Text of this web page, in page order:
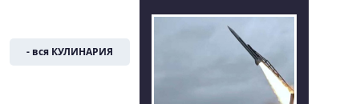
- вся КУЛИНАРИЯ